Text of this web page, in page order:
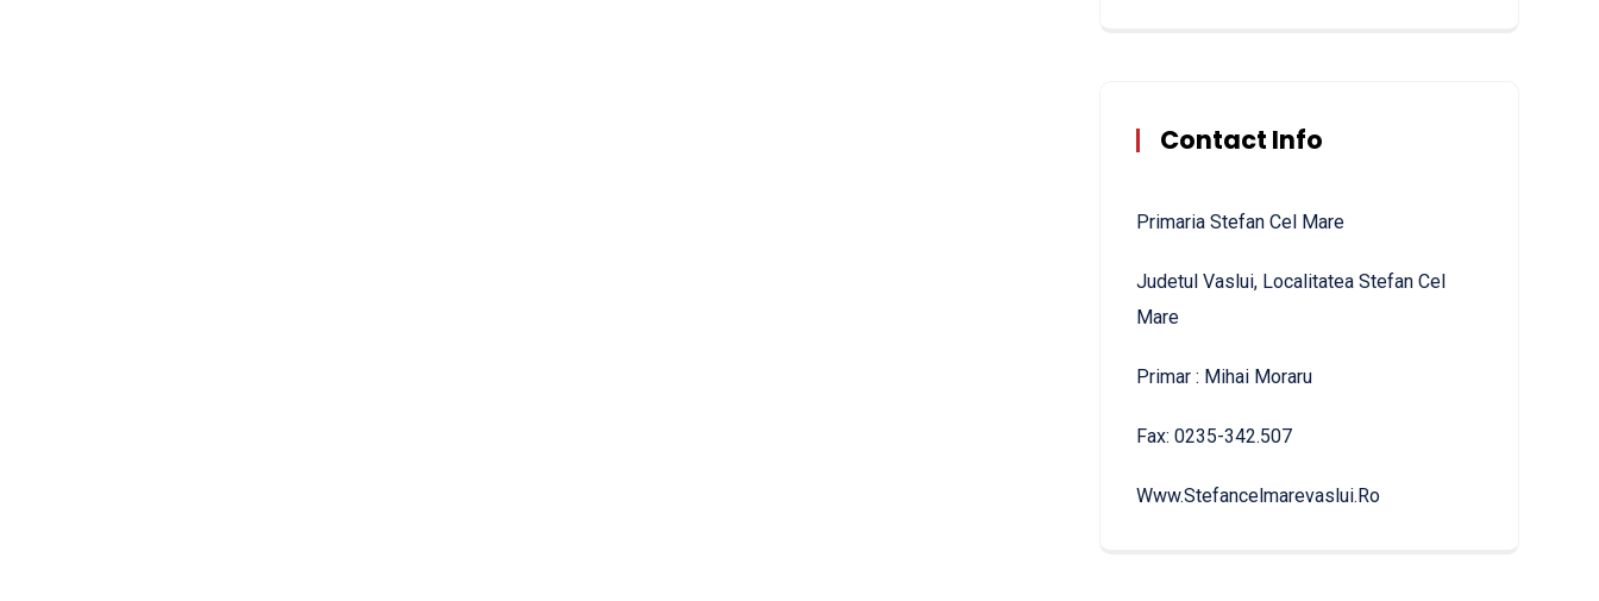
Contact Info
Primaria Stefan Cel Mare
Judetul Vaslui, Localitatea Stefan Cel
Mare
Primar : Mihai Moraru
Fax: 0235-342.507
Www.stefancelmarevaslui.ro